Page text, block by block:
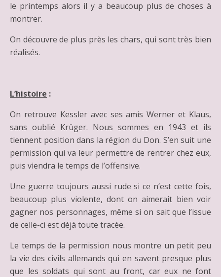
le printemps alors il y a beaucoup plus de choses à
montrer.
On découvre de plus près les chars, qui sont très bien
réalisés.
L’histoire :
On retrouve Kessler avec ses amis Werner et Klaus,
sans oublié Krüger. Nous sommes en 1943 et ils
tiennent position dans la région du Don. S’en suit une
permission qui va leur permettre de rentrer chez eux,
puis viendra le temps de l’offensive.
Une guerre toujours aussi rude si ce n’est cette fois,
beaucoup plus violente, dont on aimerait bien voir
gagner nos personnages, même si on sait que l’issue
de celle-ci est déjà toute tracée.
Le temps de la permission nous montre un petit peu
la vie des civils allemands qui en savent presque plus
que les soldats qui sont au front, car eux ne font